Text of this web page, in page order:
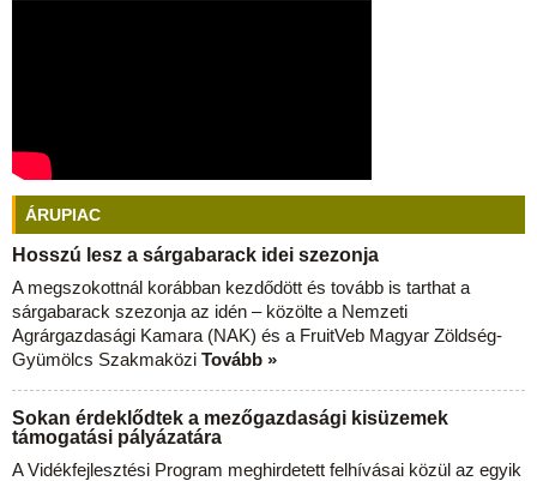
ÁRUPIAC
Hosszú lesz a sárgabarack idei szezonja
A megszokottnál korábban kezdődött és tovább is tarthat a
sárgabarack szezonja az idén – közölte a Nemzeti
Agrárgazdasági Kamara (NAK) és a FruitVeb Magyar Zöldség-
Gyümölcs Szakmaközi Tovább »
Sokan érdeklődtek a mezőgazdasági kisüzemek
támogatási pályázatára
A Vidékfejlesztési Program meghirdetett felhívásai közül az egyik